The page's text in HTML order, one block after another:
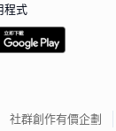
程式
社群創作有價企劃